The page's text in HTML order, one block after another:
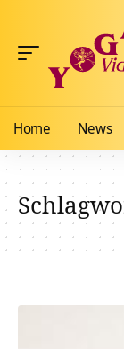
Home News